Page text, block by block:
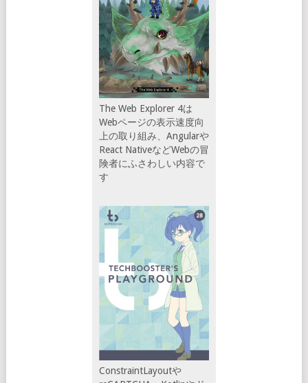
The Web Explorer 4は
Webページの表示速度向
上の取り組み、Angularや
React NativeなどWebの冒
険者にふさわしい内容で
す
ConstraintLayoutや